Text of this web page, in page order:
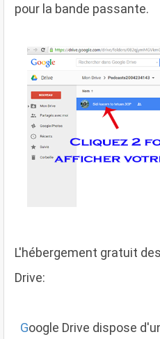
pour la bande passante.
L'hébergement gratuit
Drive:
Google Drive dispose